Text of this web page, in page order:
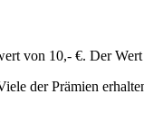
von 10,- €. Der
der Prämien